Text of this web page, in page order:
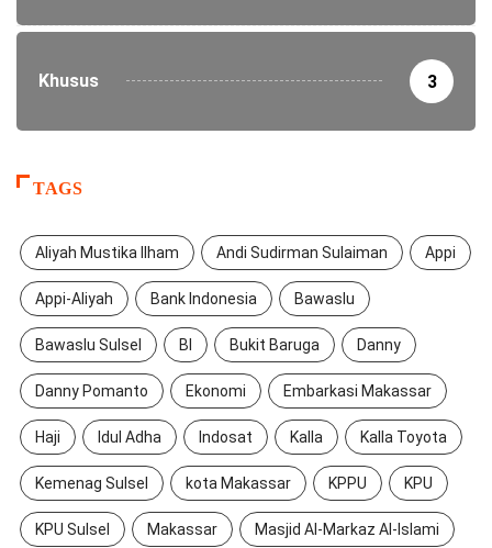
Khusus 3
TAGS
Aliyah Mustika Ilham Andi Sudirman Sulaiman Appi
Appi-Aliyah Bank Indonesia Bawaslu
Bawaslu Sulsel BI Bukit Baruga Danny
Danny Pomanto Ekonomi Embarkasi Makassar
Haji Idul Adha Indosat Kalla Kalla Toyota
Kemenag Sulsel kota Makassar KPPU KPU
KPU Sulsel Makassar Masjid Al-Markaz Al-Islami